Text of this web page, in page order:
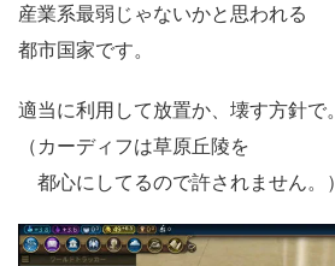
産業系最弱じゃないかと思われる
都市国家です。
適当に利用して放置か、壊す方針で。
（カーディフは草原丘陵を
都心にしてるので許されません。）